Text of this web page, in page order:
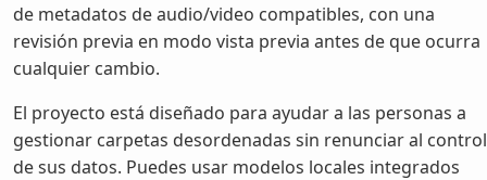
de metadatos de audio/video compatibles, con una
revisión previa en modo vista previa antes de que ocurra
cualquier cambio.
El proyecto está diseñado para ayudar a las personas a
gestionar carpetas desordenadas sin renunciar al control
de sus datos. Puedes usar modelos locales integrados